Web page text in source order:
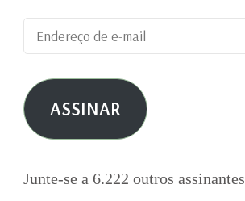
Endereço
de
e-
mail ASSINAR
Junte-se a 6.222 outros assinantes